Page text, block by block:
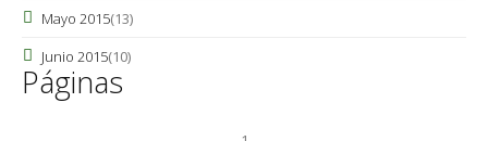
Mayo 2015(13)
Junio 2015(10)
Páginas